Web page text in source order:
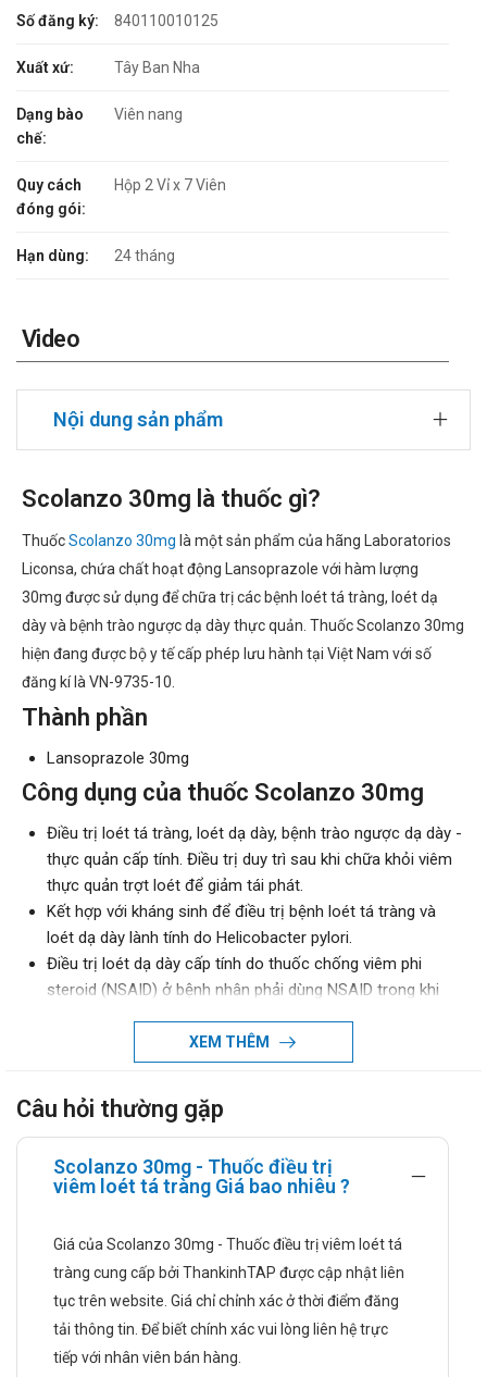
Số đăng ký: 840110010125
Xuất xứ: Tây Ban Nha
Dạng bào
chế:
Viên nang
Quy cách
đóng gói:
Hộp 2 Vỉ x 7 Viên
Hạn dùng: 24 tháng
Video
Nội dung sản phẩm
Scolanzo 30mg là thuốc gì?
ThuốcScolanzo 30mg là một sản phẩm của hãng Laboratorios
Liconsa, chứa chất hoạt động Lansoprazole với hàm lượng
30mg được sử dụng để chữa trị các bệnh loét tá tràng, loét dạ
dày và bệnh trào ngược dạ dày thực quản. Thuốc Scolanzo 30mg
hiện đang được bộ y tế cấp phép lưu hành tại Việt Nam với số
đăng kí là VN-9735-10.
Thành phần
Lansoprazole 30mg
Công dụng của thuốc Scolanzo 30mg
Điều trị loét tá tràng, loét dạ dày, bệnh trào ngược dạ dày -
thực quản cấp tính. Điều trị duy trì sau khi chữa khỏi viêm
thực quản trợt loét để giảm tái phát.
Kết hợp với kháng sinh để điều trị bệnh loét tá tràng và
loét dạ dày lành tính do Helicobacter pylori.
Điều trị loét dạ dày cấp tính do thuốc chống viêm phi
steroid (NSAID) ở bệnh nhân phải dùng NSAID trong khi
Phòng ngừa loét dạ dày do NSAID ở những bệnh nhân có
nguy cơ (có tiền sử loét dạ dày) phải điều trị bệnh mãn
tính bằng NSAID.
Điều trị hội chứng Zollinger - Ellison.
Hướng dẫn sử dụng
Cách dùng
sáng trước bữa ăn.
Liều dùng
Uống 15-30mg, 1 lần/ngày, dùng trong 4 tuần hoặc đến
khi khỏi bệnh.
XEM THÊM
Câu hỏi thường gặp
Scolanzo 30mg - Thuốc điều trị
viêm loét tá tràng Giá bao nhiêu ?
Giá của Scolanzo 30mg - Thuốc điều trị viêm loét tá
tràng cung cấp bởi ThankinhTAP được cập nhật liên
tục trên website. Giá chỉ chỉnh xác ở thời điểm đăng
tải thông tin. Để biết chính xác vui lòng liên hệ trực
tiếp với nhân viên bán hàng.